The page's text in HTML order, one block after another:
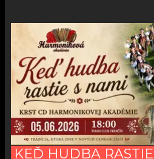
KEĎ HUDBA